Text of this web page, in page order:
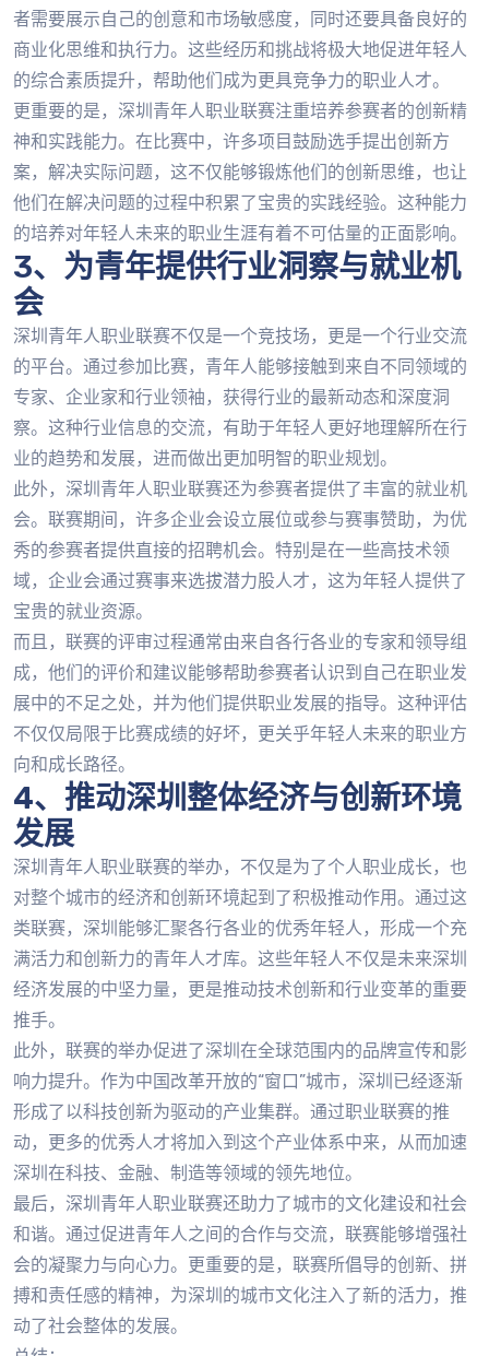
者需要展示自己的创意和市场敏感度，同时还要具备良好的
商业化思维和执行力。这些经历和挑战将极大地促进年轻人
的综合素质提升，帮助他们成为更具竞争力的职业人才。
更重要的是，深圳青年人职业联赛注重培养参赛者的创新精
神和实践能力。在比赛中，许多项目鼓励选手提出创新方
案，解决实际问题，这不仅能够锻炼他们的创新思维，也让
他们在解决问题的过程中积累了宝贵的实践经验。这种能力
的培养对年轻人未来的职业生涯有着不可估量的正面影响。
3、为青年提供行业洞察与就业机
会
深圳青年人职业联赛不仅是一个竞技场，更是一个行业交流
的平台。通过参加比赛，青年人能够接触到来自不同领域的
专家、企业家和行业领袖，获得行业的最新动态和深度洞
察。这种行业信息的交流，有助于年轻人更好地理解所在行
业的趋势和发展，进而做出更加明智的职业规划。
此外，深圳青年人职业联赛还为参赛者提供了丰富的就业机
会。联赛期间，许多企业会设立展位或参与赛事赞助，为优
秀的参赛者提供直接的招聘机会。特别是在一些高技术领
域，企业会通过赛事来选拔潜力股人才，这为年轻人提供了
宝贵的就业资源。
而且，联赛的评审过程通常由来自各行各业的专家和领导组
成，他们的评价和建议能够帮助参赛者认识到自己在职业发
展中的不足之处，并为他们提供职业发展的指导。这种评估
不仅仅局限于比赛成绩的好坏，更关乎年轻人未来的职业方
向和成长路径。
4、推动深圳整体经济与创新环境
发展
深圳青年人职业联赛的举办，不仅是为了个人职业成长，也
对整个城市的经济和创新环境起到了积极推动作用。通过这
类联赛，深圳能够汇聚各行各业的优秀年轻人，形成一个充
满活力和创新力的青年人才库。这些年轻人不仅是未来深圳
经济发展的中坚力量，更是推动技术创新和行业变革的重要
推手。
此外，联赛的举办促进了深圳在全球范围内的品牌宣传和影
响力提升。作为中国改革开放的“窗口”城市，深圳已经逐渐
形成了以科技创新为驱动的产业集群。通过职业联赛的推
动，更多的优秀人才将加入到这个产业体系中来，从而加速
深圳在科技、金融、制造等领域的领先地位。
最后，深圳青年人职业联赛还助力了城市的文化建设和社会
和谐。通过促进青年人之间的合作与交流，联赛能够增强社
会的凝聚力与向心力。更重要的是，联赛所倡导的创新、拼
搏和责任感的精神，为深圳的城市文化注入了新的活力，推
动了社会整体的发展。